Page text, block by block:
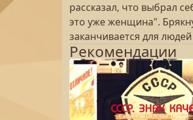
рассказал, что выбрал
это уже женщина".
заканчивается для
Рекомендации